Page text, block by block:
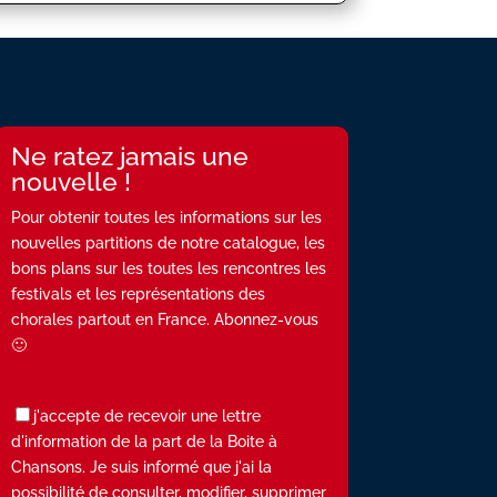
Ne ratez jamais une
nouvelle !
Pour obtenir toutes les informations sur les
nouvelles partitions de notre catalogue, les
bons plans sur les toutes les rencontres les
festivals et les représentations des
chorales partout en France. Abonnez-vous
🙂
j'accepte de recevoir une lettre
d'information de la part de la Boite à
Chansons. Je suis informé que j'ai la
possibilité de consulter, modifier, supprimer